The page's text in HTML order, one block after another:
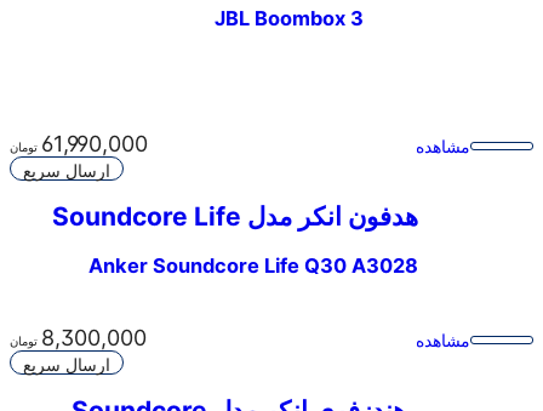
JBL Boombox 3
مشاهده 61,990,000 تومان
ارسال سریع
هدفون انکر مدل Soundcore Life
Anker Soundcore Life Q30 A3028
مشاهده 8,300,000 تومان
ارسال سریع